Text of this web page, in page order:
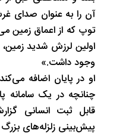
آن را به عنوان صدای
توپ که از اعماق زمین
وجود داشت.»
او در پایان اضافه
چنانچه در یک سامانه
قابل ثبت انسانی
پیش‌بینی زلزله‌های